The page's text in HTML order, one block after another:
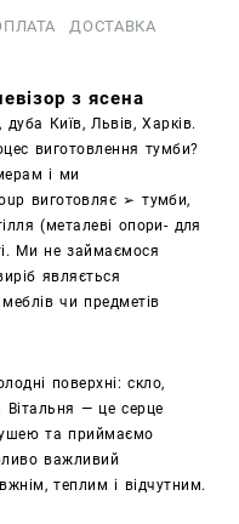
ДОСТАВКА
з ясена
Київ, Львів, Харків.
виготовлення тумби?
і ми
виготовляє ➢ тумби,
(металеві опори- для
Ми не займаємося
являється
чи предметів
поверхні: скло,
Вітальня — це серце
та приймаємо
важливий
теплим і відчутним.